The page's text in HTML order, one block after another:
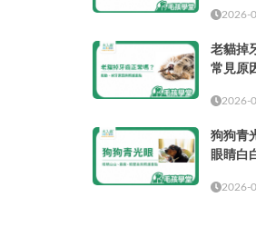
2026-
老貓掉
常見原
2026-
狗狗青
眼睛白
2026-